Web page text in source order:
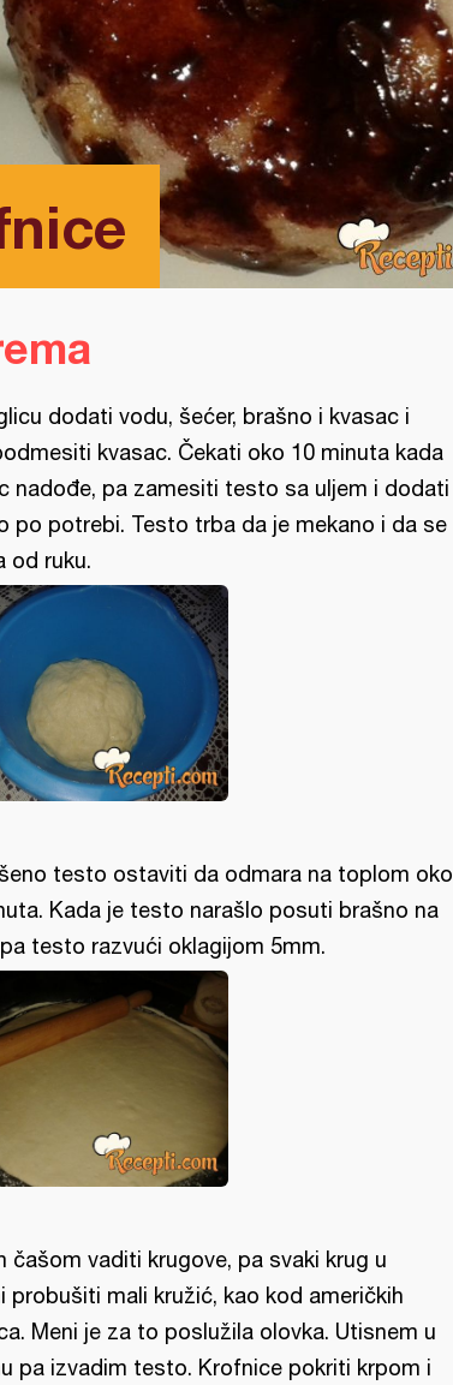
dodati vodu, šećer, brašno i kvasac i
kvasac. Čekati oko 10 minuta kada
nadođe, pa zamesiti testo sa uljem i dodati
po potrebi. Testo trba da je mekano i da se
od ruku.
testo ostaviti da odmara na toplom oko
Kada je testo narašlo posuti brašno na
testo razvući oklagijom 5mm.
čašom vaditi krugove, pa svaki krug u
probušiti mali kružić, kao kod američkih
Meni je za to poslužila olovka. Utisnem u
pa izvadim testo. Krofnice pokriti krpom i